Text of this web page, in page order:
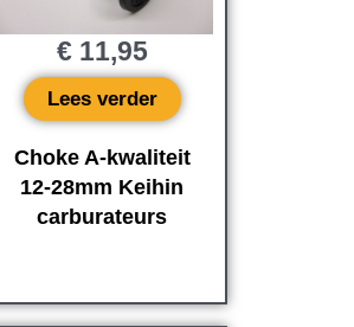
Choke A-kwaliteit
12-28mm Keihin
carburateurs
€11,95
Lees verder